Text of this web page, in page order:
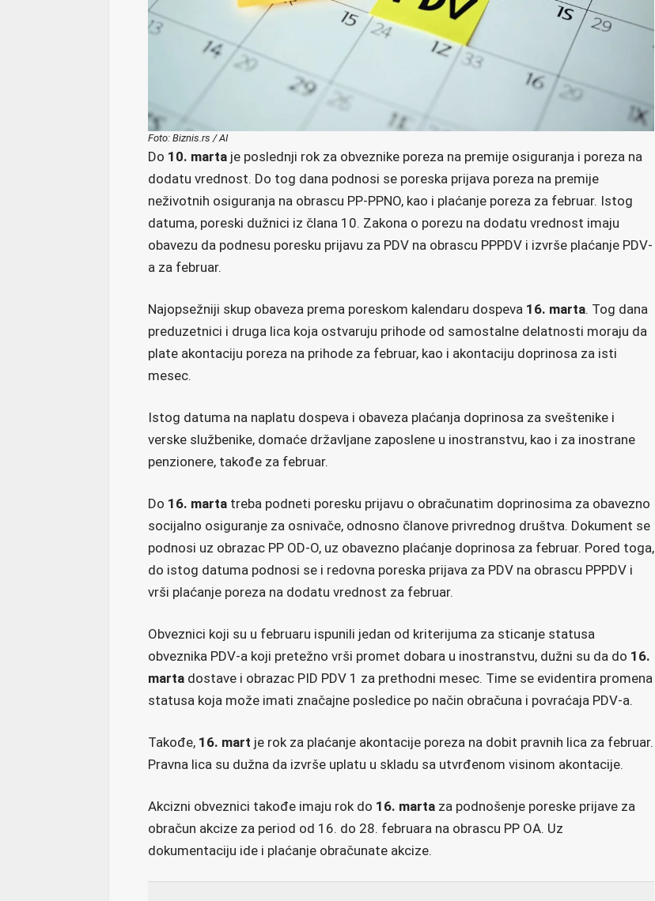
Foto: Biznis.rs / AI
Do 10. marta je poslednji rok za obveznike poreza na premije osiguranja i poreza na
dodatu vrednost. Do tog dana podnosi se poreska prijava poreza na premije
neživotnih osiguranja na obrascu PP-PPNO, kao i plaćanje poreza za februar. Istog
datuma, poreski dužnici iz člana 10. Zakona o porezu na dodatu vrednost imaju
obavezu da podnesu poresku prijavu za PDV na obrascu PPPDV i izvrše plaćanje PDV-
a za februar.
Najopsežniji skup obaveza prema poreskom kalendaru dospeva 16. marta. Tog dana
preduzetnici i druga lica koja ostvaruju prihode od samostalne delatnosti moraju da
plate akontaciju poreza na prihode za februar, kao i akontaciju doprinosa za isti
mesec.
Istog datuma na naplatu dospeva i obaveza plaćanja doprinosa za sveštenike i
verske službenike, domaće državljane zaposlene u inostranstvu, kao i za inostrane
penzionere, takođe za februar.
Do 16. marta treba podneti poresku prijavu o obračunatim doprinosima za obavezno
socijalno osiguranje za osnivače, odnosno članove privrednog društva. Dokument se
podnosi uz obrazac PP OD-O, uz obavezno plaćanje doprinosa za februar. Pored toga,
do istog datuma podnosi se i redovna poreska prijava za PDV na obrascu PPPDV i
vrši plaćanje poreza na dodatu vrednost za februar.
Obveznici koji su u februaru ispunili jedan od kriterijuma za sticanje statusa
obveznika PDV-a koji pretežno vrši promet dobara u inostranstvu, dužni su da do 16.
marta dostave i obrazac PID PDV 1 za prethodni mesec. Time se evidentira promena
statusa koja može imati značajne posledice po način obračuna i povraćaja PDV-a.
Takođe, 16. mart je rok za plaćanje akontacije poreza na dobit pravnih lica za februar.
Pravna lica su dužna da izvrše uplatu u skladu sa utvrđenom visinom akontacije.
Akcizni obveznici takođe imaju rok do 16. marta za podnošenje poreske prijave za
obračun akcize za period od 16. do 28. februara na obrascu PP OA. Uz
dokumentaciju ide i plaćanje obračunate akcize.